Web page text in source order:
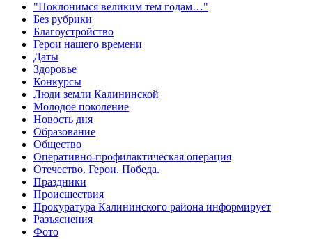
"Поклонимся великим тем годам…"
Без рубрики
Благоустройство
Герои нашего времени
Даты
Здоровье
Конкурсы
Люди земли Калининской
Молодое поколение
Новость дня
Образование
Общество
Оперативно-профилактическая операция
Отечество. Герои. Победа.
Праздники
Происшествия
Прокуратура Калининского района информирует
Разъяснения
Фото